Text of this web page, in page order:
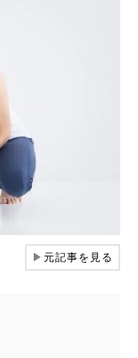
▶元記事を見る